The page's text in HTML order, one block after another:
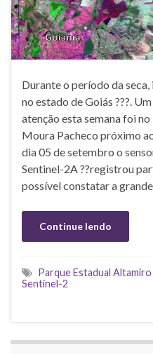
Durante o período da
no estado de Goiás ???.
atenção esta semana foi
Moura Pacheco próximo
dia 05 de setembro o
Sentinel-2A ?️?registrou
possível constatar a grande
Continue lendo
Parque Estadual
Sentinel-2